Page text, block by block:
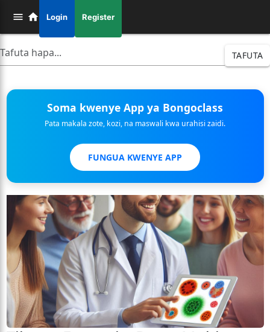
Login Register
TAFUTA
Soma kwenye App ya Bongoclass
Pata makala zote, kozi, na maswali kwa urahisi zaidi.
FUNGUA KWENYE APP